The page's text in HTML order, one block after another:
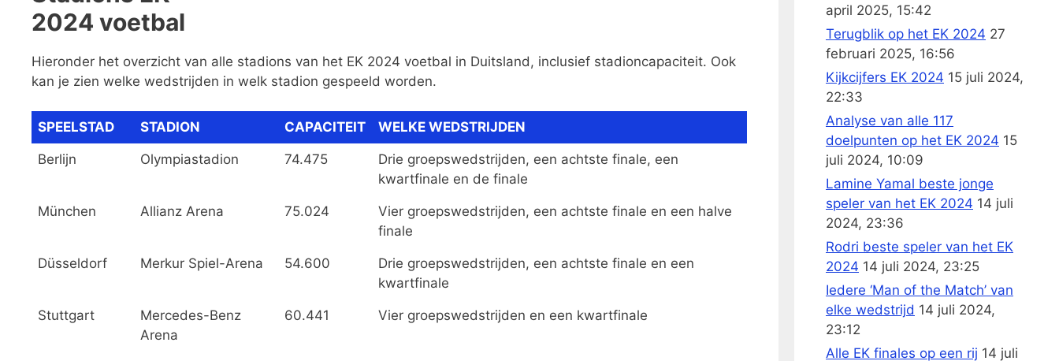
2024 voetbal
Hieronder het overzicht van alle stadions van het EK 2024 voetbal in Duitsland, inclusief stadioncapaciteit. Ook
kan je zien welke wedstrijden in welk stadion gespeeld worden.
SPEELSTAD STADION CAPACITEIT WELKE WEDSTRIJDEN
Berlijn Olympiastadion 74.475
Drie groepswedstrijden, een achtste finale, een
kwartfinale en de finale
München Allianz Arena 75.024
Vier groepswedstrijden, een achtste finale en een halve
finale
Düsseldorf Merkur Spiel-Arena 54.600
Drie groepswedstrijden, een achtste finale en een
kwartfinale
Stuttgart
Mercedes-Benz
Arena
60.441 Vier groepswedstrijden en een kwartfinale
april 2025, 15:42
Terugblik op het EK 2024 27
februari 2025, 16:56
Kijkcijfers EK 2024 15 juli 2024,
22:33
Analyse van alle 117
doelpunten op het EK 2024 15
juli 2024, 10:09
Lamine Yamal beste jonge
speler van het EK 2024 14 juli
2024, 23:36
Rodri beste speler van het EK
2024 14 juli 2024, 23:25
Iedere ‘Man of the Match’ van
elke wedstrijd 14 juli 2024,
23:12
Alle EK finales op een rij 14 juli